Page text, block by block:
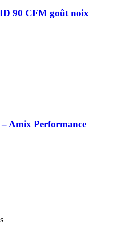
90 CFM goût noix
Amix Performance